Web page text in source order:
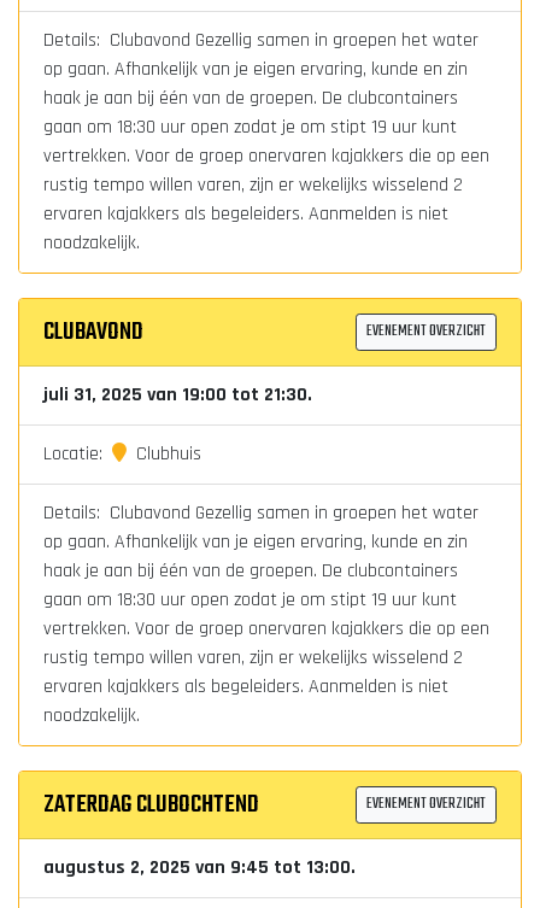
Details: Clubavond Gezellig samen in groepen het water
op gaan. Afhankelijk van je eigen ervaring, kunde en zin
haak je aan bij één van de groepen. De clubcontainers
gaan om 18:30 uur open zodat je om stipt 19 uur kunt
vertrekken. Voor de groep onervaren kajakkers die op een
rustig tempo willen varen, zijn er wekelijks wisselend 2
ervaren kajakkers als begeleiders. Aanmelden is niet
noodzakelijk.
CLUBAVOND EVENEMENT OVERZICHT
juli 31, 2025 van 19:00 tot 21:30.
Locatie: Clubhuis
Details: Clubavond Gezellig samen in groepen het water
op gaan. Afhankelijk van je eigen ervaring, kunde en zin
haak je aan bij één van de groepen. De clubcontainers
gaan om 18:30 uur open zodat je om stipt 19 uur kunt
vertrekken. Voor de groep onervaren kajakkers die op een
rustig tempo willen varen, zijn er wekelijks wisselend 2
ervaren kajakkers als begeleiders. Aanmelden is niet
noodzakelijk.
ZATERDAG CLUBOCHTEND EVENEMENT OVERZICHT
augustus 2, 2025 van 9:45 tot 13:00.